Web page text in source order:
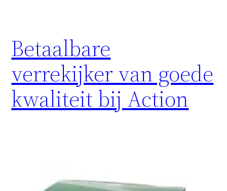
Betaalbare
verrekijker van goede
kwaliteit bij Action